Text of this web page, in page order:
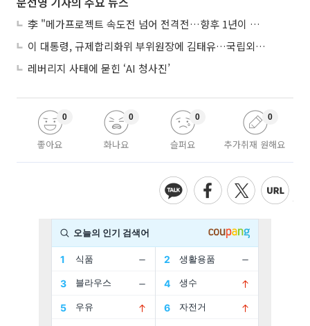
李 "메가프로젝트 속도전 넘어 전격전…향후 1년이 골든타임"
이 대통령, 규제합리화위 부위원장에 김태유…국립외교원장 김흥규
레버리지 사태에 묻힌 ‘AI 청사진’
좋아요
0
화나요
0
슬퍼요
0
추가취재 원해요
0